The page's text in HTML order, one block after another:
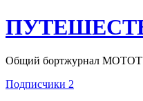
Общий бортжурнал
Подписчики 2